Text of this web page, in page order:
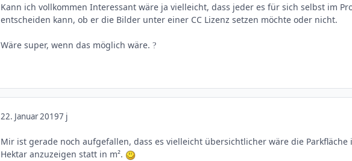
Kann ich vollkommen Interessant wäre ja vielleicht, dass jeder es für sich selbst im
entscheiden kann, ob er die Bilder unter einer CC Lizenz setzen möchte oder nicht.
Wäre super, wenn das möglich wäre. ?
22. Januar 20197 j
Mir ist gerade noch aufgefallen, dass es vielleicht übersichtlicher wäre die Parkfläche
Hektar anzuzeigen statt in m².